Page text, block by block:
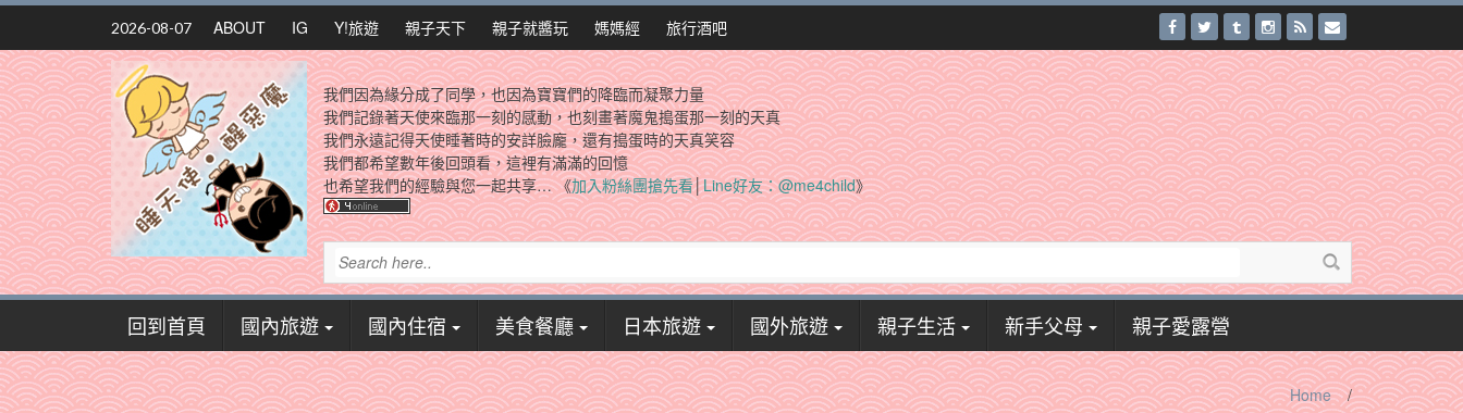
Skip
content
2026-08-07 ABOUT IG Y!旅遊 親子天下 親子就醬玩 媽媽經 旅行酒吧
我們因為緣分成了同學，也因為寶寶們的降臨而凝聚力量
我們記錄著天使來臨那一刻的感動，也刻畫著魔鬼搗蛋那一刻的天真
我們永遠記得天使睡著時的安詳臉龐，還有搗蛋時的天真笑容
我們都希望數年後回頭看，這裡有滿滿的回憶
也希望我們的經驗與您一起共享… 《加入粉絲團搶先看│Line好友：@me4child》
回到首頁 國內旅遊 國內住宿 美食餐廳 日本旅遊 國外旅遊 親子生活 新手父母 親子愛露營
Home /